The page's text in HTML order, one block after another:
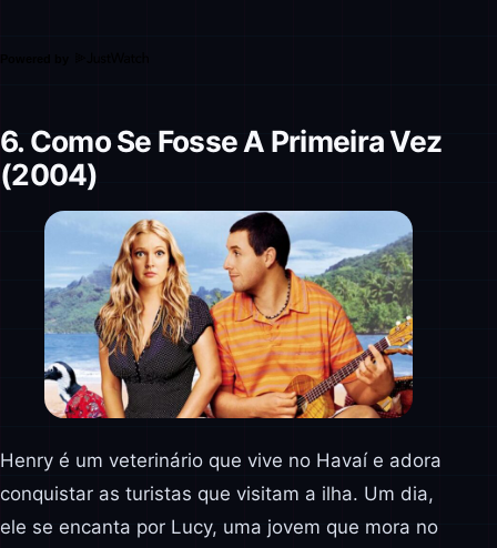
6. Como Se Fosse A Primeira Vez
(2004)
Henry é um veterinário que vive no Havaí e adora
conquistar as turistas que visitam a ilha. Um dia,
ele se encanta por Lucy, uma jovem que mora no